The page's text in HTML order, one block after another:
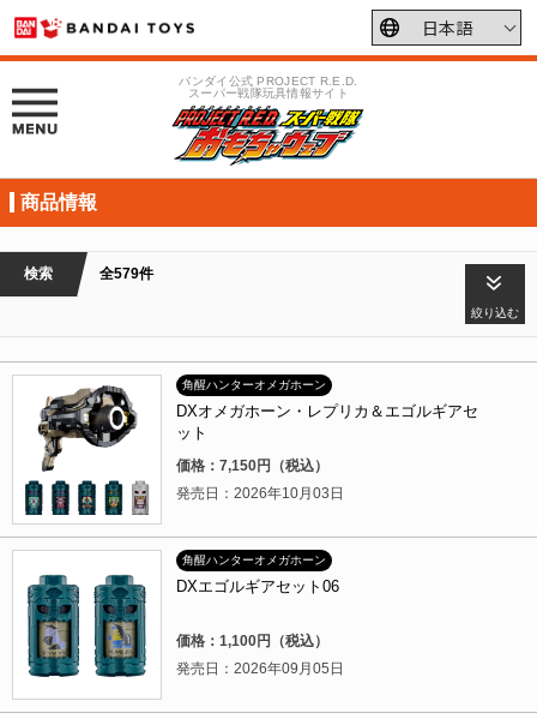
バンダイ公式 PROJECT R.E.D.
スーパー戦隊玩具情報サイト
商品情報
検索 全579件
絞り込む
角醒ハンターオメガホーン
DXオメガホーン・レプリカ＆エゴルギアセ
ット
価格：7,150円（税込）
発売日：2026年10月03日
角醒ハンターオメガホーン
DXエゴルギアセット06
価格：1,100円（税込）
発売日：2026年09月05日